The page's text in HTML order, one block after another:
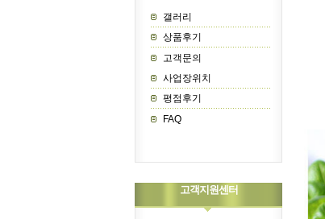
갤러리
상품후기
고객문의
사업장위치
평점후기
FAQ
고객지원센터